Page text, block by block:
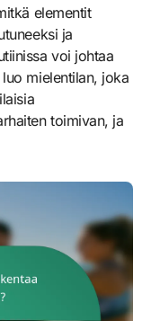
elementit
ja
voi johtaa
mielentilan, joka
toimivan, ja